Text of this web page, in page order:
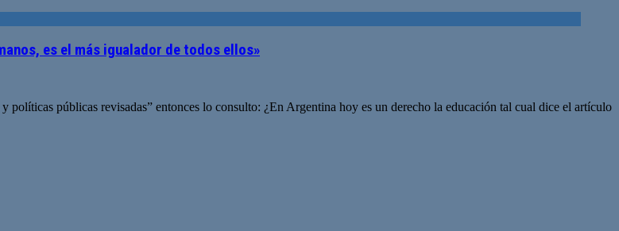
es el más igualador de todos ellos»
públicas revisadas” entonces lo consulto: ¿En Argentina hoy es un derecho la educación tal cual dice el artículo